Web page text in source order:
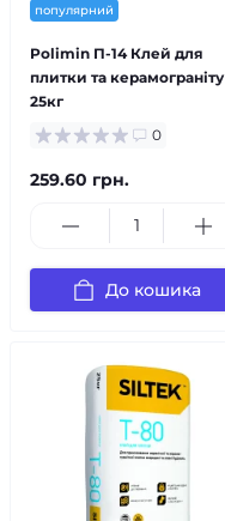
популярний
Polimin П-14 Клей для
плитки та керамограніту
25кг
0
259.60 грн.
До кошика